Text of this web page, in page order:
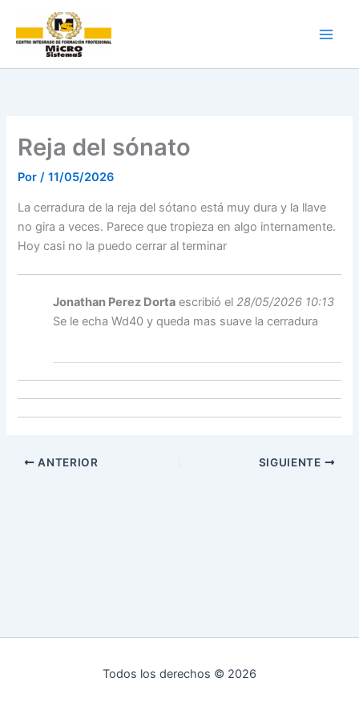
contenido
Reja del sónato
Por/11/05/2026
La cerradura de la reja del sótano está muy dura y la llave
no gira a veces. Parece que tropieza en algo internamente.
Hoy casi no la puedo cerrar al terminar
Jonathan Perez Dorta escribió el28/05/2026 10:13
Se le echa Wd40 y queda mas suave la cerradura
ANTERIOR SIGUIENTE
Todos los derechos © 2026